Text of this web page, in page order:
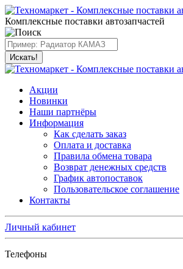
Комплексные поставки автозапчастей
Искать!
Акции
Новинки
Наши партнёры
Информация
Как сделать заказ
Оплата и доставка
Правила обмена товара
Возврат денежных средств
График автопоставок
Пользовательское соглашение
Контакты
Личный кабинет
Телефоны